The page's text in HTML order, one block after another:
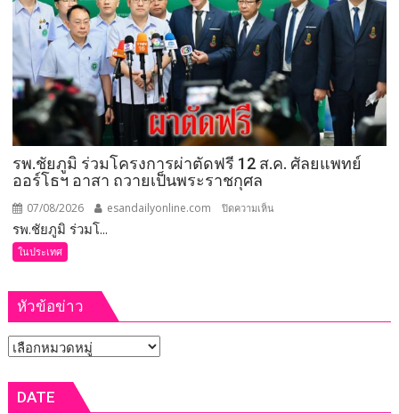
ลงพื้น
ที่
จังหวัด
เลย
มอบ
5
สั่ง
การ
งาน
รพ.ชัยภูมิ ร่วมโครงการผ่าตัดฟรี 12 ส.ค. ศัลยแพทย์
ออร์โธฯ อาสา ถวายเป็นพระราชกุศล
07/08/2026 esandailyonline.com ปิดความเห็น
12
รพ.ชัยภูมิ ร่วมโ...
ในประเทศ
หัวข้อข่าว
หัวข้อ
DATE